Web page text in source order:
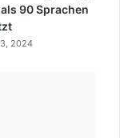
90 Sprachen
2024